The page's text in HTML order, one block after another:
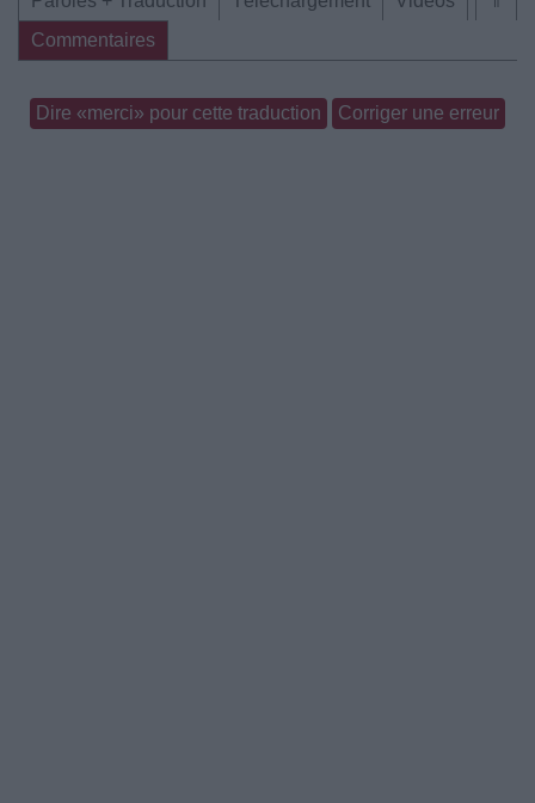
Commentaires
Dire «merci» pour cette traduction Corriger une erreur